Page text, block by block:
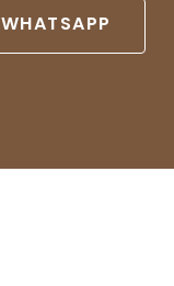
WHATSAPP